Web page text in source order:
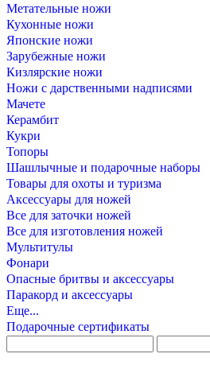
Метательные ножи
Кухонные ножи
Японские ножи
Зарубежные ножи
Кизлярские ножи
Ножи с дарственными надписями
Мачете
Керамбит
Кукри
Топоры
Шашлычные и подарочные наборы
Товары для охоты и туризма
Аксессуары для ножей
Все для заточки ножей
Все для изготовления ножей
Мультитулы
Фонари
Опасные бритвы и аксессуары
Паракорд и аксессуары
Еще...
Подарочные сертификаты